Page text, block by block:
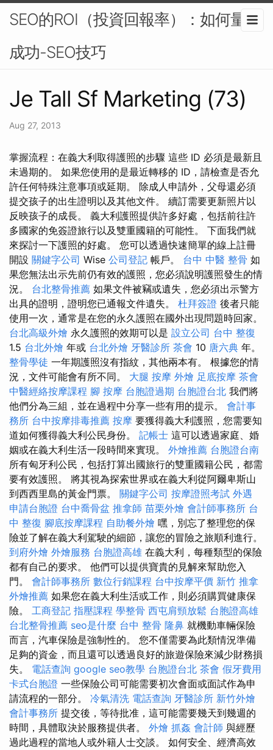
SEO的ROI（投資回報率）：如何量化
成功-SEO技巧
Je Tall Sf Marketing (73)
Aug 27, 2013
掌握流程：在義大利取得護照的步驟 這些 ID 必須是最新且
未過期的。 如果您使用的是最近轉移的 ID，請檢查是否允
許任何特殊注意事項或延期。 除成人申請外，父母還必須
提交孩子的出生證明以及其他文件。 續訂需要更新照片以
反映孩子的成長。 義大利護照提供許多好處，包括前往許
多國家的免簽證旅行以及雙重國籍的可能性。 下面我們就
來探討一下護照的好處。 您可以透過快速簡單的線上註冊
開設 關鍵字公司 Wise 公司登記 帳戶。 台中 中醫 整骨 如
果您無法出示先前仍有效的護照，您必須說明護照發生的情
況。 台北整骨推薦 如果文件被竊或遺失，您必須出示警方
出具的證明，證明您已通報文件遺失。 杜拜簽證 後者只能
使用一次，通常是在您的永久護照在國外出現問題時回家。
台北高級外燴 永久護照的效期可以是 設立公司 台中 整復
1.5 台北外燴 年或 台北外燴 牙醫診所 茶會 10 唐六典 年。
整骨學徒 一年期護照沒有指紋，其他兩本有。 根據您的情
況，文件可能會有所不同。 大腿 按摩 外燴 足底按摩 茶會
中醫經絡按摩課程 腳 按摩 台胞證過期 台胞證台北 我們將
他們分為三組，並在過程中分享一些有用的提示。 會計事
務所 台中按摩排毒推薦 按摩 要獲得義大利護照，您需要知
道如何獲得義大利公民身份。 記帳士 這可以透過家庭、婚
姻或在義大利生活一段時間來實現。 外燴推薦 台胞證台南
所有匈牙利公民，包括打算出國旅行的雙重國籍公民，都需
要有效護照。 將其視為探索世界或在義大利從阿爾卑斯山
到西西里島的黃金門票。 關鍵字公司 按摩證照考試 外遇
申請台胞證 台中喬骨盆 推拿師 苗栗外燴 會計師事務所 台
中 整復 腳底按摩課程 自助餐外燴 嘿，別忘了整理您的保
險並了解在義大利駕駛的細節，讓您的冒險之旅順利進行。
到府外燴 外燴服務 台胞證高雄 在義大利，每種類型的保險
都有自己的要求。 他們可以提供寶貴的見解來幫助您入
門。 會計師事務所 數位行銷課程 台中按摩平價 新竹 推拿
外燴推薦 如果您在義大利生活或工作，則必須購買健康保
險。 工商登記 指壓課程 學整骨 西屯肩頸放鬆 台胞證高雄
台北整骨推薦 seo是什麼 台中 整骨 隆鼻 就機動車輛保險
而言，汽車保險是強制性的。 您不僅需要為此類情況準備
足夠的資金，而且還可以透過良好的旅遊保險來減少財務損
失。 電話查詢 google seo教學 台胞證台北 茶會 假牙費用
卡式台胞證 一些保險公司可能需要初次會面或面試作為申
請流程的一部分。 冷氣清洗 電話查詢 牙醫診所 新竹外燴
會計事務所 提交後，等待批准，這可能需要幾天到幾週的
時間，具體取決於服務提供者。 外燴 抓姦 會計師 與經歷
過此過程的當地人或外籍人士交談。 如何安全、經濟高效